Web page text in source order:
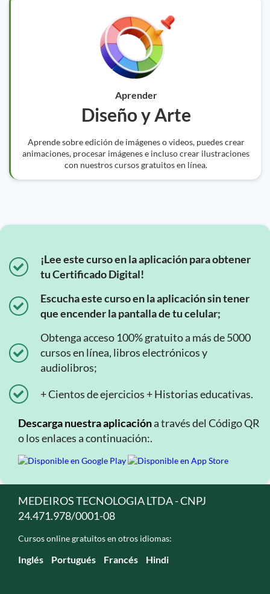
Aprender
Diseño y Arte
Aprende sobre edición de imágenes o videos, puedes crear
animaciones, procesar imágenes e incluso crear ilustraciones
con nuestros cursos gratuitos en línea.
¡Lee este curso en la aplicación para obtener
tu Certificado Digital!
Escucha este curso en la aplicación sin tener
que encender la pantalla de tu celular;
Obtenga acceso 100% gratuito a más de 5000
cursos en línea, libros electrónicos y
audiolibros;
+ Cientos de ejercicios + Historias educativas.
Descarga nuestra aplicacióna través del Código QR
o los enlaces a continuación:.
MEDEIROS TECNOLOGIA LTDA - CNPJ
24.471.978/0001-08
Cursos online gratuitos en otros idiomas:
Inglés Portugués Francés Hindi